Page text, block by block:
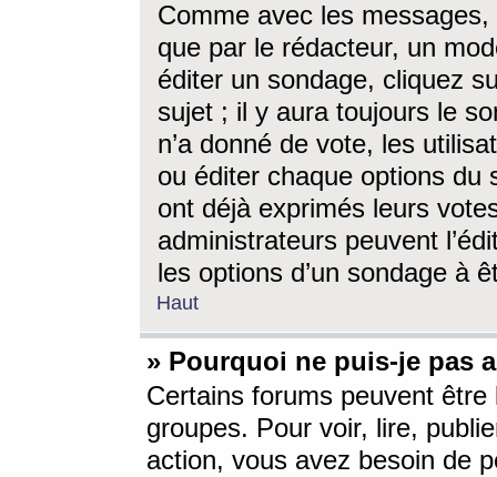
Comme avec les
que par le rédacteur, un
éditer un sondage, cliquez
sujet ; il y aura toujours le
n’a donné de vote, les
ou éditer chaque options du
ont déjà exprimés leurs
administrateurs peuvent
les options d’un sondage à
Haut
» Pourquoi ne puis-je pas
Certains forums peuvent être
groupes. Pour voir, lire,
action, vous avez besoin de